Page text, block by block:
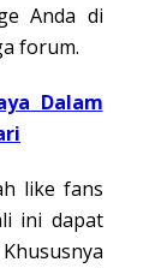
Anda di
forum.
Dalam
like fans
ini dapat